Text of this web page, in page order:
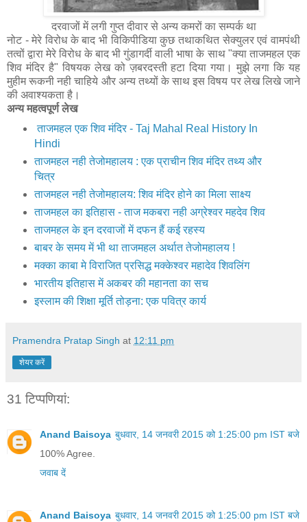
दरवाजों में लगी गुप्त दीवार से अन्य कमरों का सम्पर्क था
नोट - मेरे विरोध के बाद भी विकिपीडिया कुछ तथाकथित सेक्युलर एवं वामपंथी
तत्वों द्वारा मेरे विरोध के बाद भी गुंडागर्दी वाली भाषा के साथ "क्या ताजमहल एक
शिव मंदिर है" विषयक लेख को ज़बरदस्ती हटा दिया गया। मुझे लगा कि यह
मु‍हीम रूकनी नही चाहिये और अन्य तथ्यों के साथ इस विषय पर लेख लिखे जाने
की अवाश्यकता है।
अन्य महत्वपूर्ण लेख
ताजमहल एक शिव मंदिर - Taj Mahal Real History In
Hindi
ताजमहल नही तेजोमहालय : एक प्राचीन शिव मंदिर तथ्य और
चित्र
ताजमहल नही तेजोमहालय: शिव मंदिर होने का मिला साक्ष्य
ताजमहल का इतिहास - ताज मकबरा नही अग्रेश्वर महदेव शिव
ताजमहल के इन दरवाजों में दफन हैं कई रहस्य
बाबर के समय में भी था ताजमहल अर्थात तेजोमहालय !
मक्‍का काबा मे विराजित प्रसिद्ध मक्‍केश्‍वर महादेव शिवलिंग
भारतीय इतिहास में अकबर की महानता का सच
इस्लाम की शिक्षा मूर्ति तोड़ना: एक पवित्र कार्य
Pramendra Pratap Singh at 12:11 pm
शेयर करें
31 टिप्‍पणियां:
Anand Baisoya बुधवार, 14 जनवरी 2015 को 1:25:00 pm IST बजे
100% Agree.
जवाब दें
Anand Baisoya बुधवार, 14 जनवरी 2015 को 1:25:00 pm IST बजे